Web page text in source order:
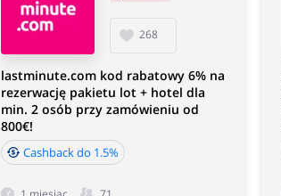
268
lastminute.com kod rabatowy 6% na
rezerwację pakietu lot + hotel dla
min. 2 osób przy zamówieniu od
800€!
Cashback do 1.5%